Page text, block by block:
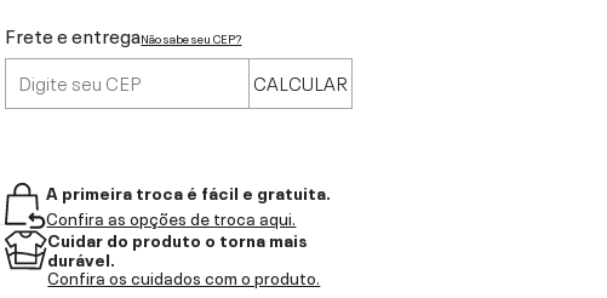
Frete e entregaNão sabe seu CEP?
CALCULAR
A primeira troca é fácil e gratuita.
Confira as opções de troca aqui.
Cuidar do produto o torna mais
durável.
Confira os cuidados com o produto.